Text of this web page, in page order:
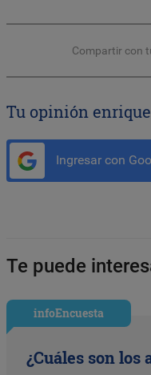
Compartir con
Tu opinión
Ingresar con
Te puede
infoEncuesta
¿Cuáles son los